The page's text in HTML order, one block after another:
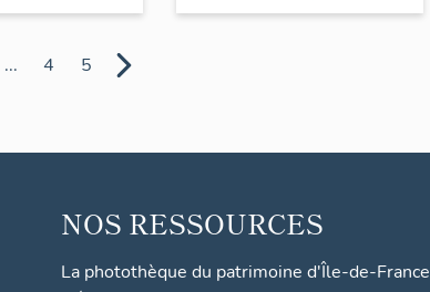
... 4 5
NOS RESSOURCES
La photothèque du patrimoine d'Île-de-France